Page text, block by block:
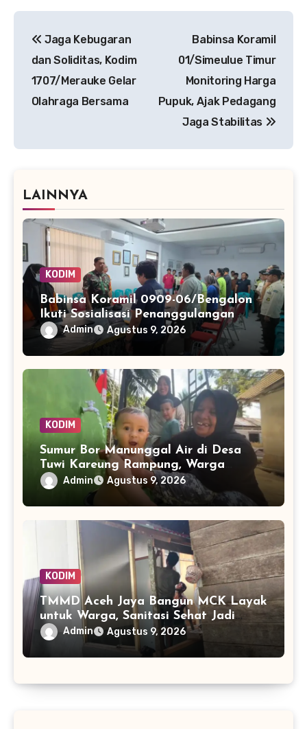
pos
Jaga Kebugaran
dan Soliditas, Kodim
1707/Merauke Gelar
Olahraga Bersama
Babinsa Koramil
01/Simeulue Timur
Monitoring Harga
Pupuk, Ajak Pedagang
Jaga Stabilitas
LAINNYA
KODIM
Babinsa Koramil 0909-06/Bengalon
Ikuti Sosialisasi Penanggulangan
Kebakaran Hutan dan Lahan di PSB
Admin Agustus 9, 2026
KODIM
Sumur Bor Manunggal Air di Desa
Tuwi Kareung Rampung, Warga
Sambut dengan Senyum
Admin Agustus 9, 2026
KODIM
TMMD Aceh Jaya Bangun MCK Layak
untuk Warga, Sanitasi Sehat Jadi
Sasaran Utama
Admin Agustus 9, 2026